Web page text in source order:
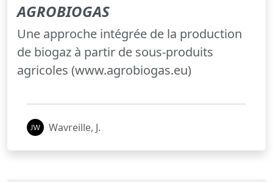
AGROBIOGAS
Une approche intégrée de la production
de biogaz à partir de sous-produits
agricoles (www.agrobiogas.eu)
Wavreille, J.